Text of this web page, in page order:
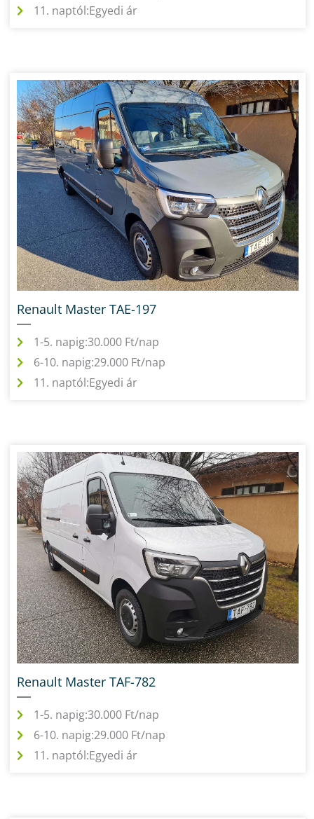
11. naptól:Egyedi ár
Renault Master TAE-197
1-5. napig:30.000 Ft/nap
6-10. napig:29.000 Ft/nap
11. naptól:Egyedi ár
Renault Master TAF-782
1-5. napig:30.000 Ft/nap
6-10. napig:29.000 Ft/nap
11. naptól:Egyedi ár